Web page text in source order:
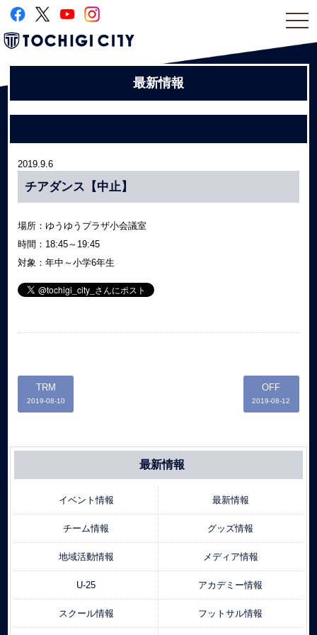
最新情報
2019.9.6
チアダンス【中止】
場所：ゆうゆうプラザ小会議室
時間：18:45～19:45
対象：年中～小学6年生
TRM
2019-08-10
OFF
2019-08-12
最新情報
イベント情報 最新情報
チーム情報 グッズ情報
地域活動情報 メディア情報
U-25 アカデミー情報
スクール情報 フットサル情報